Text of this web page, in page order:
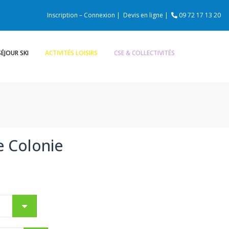
Inscription – Connexion | Devis en ligne | 09 72 17 13 20
SKI ACTIVITÉS LOISIRS CSE & COLLECTIVITÉS
Colonie